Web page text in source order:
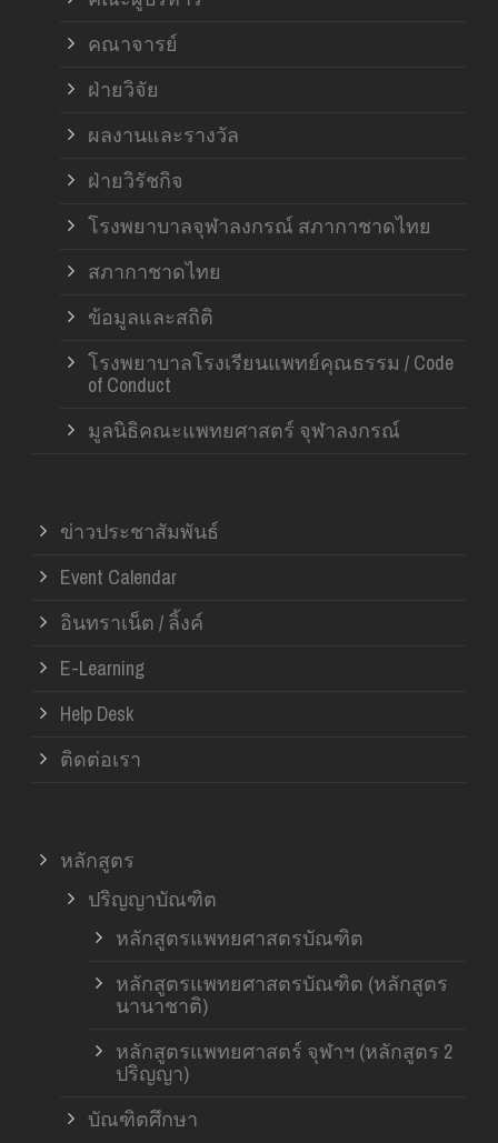
คณาจารย์
ฝ่ายวิจัย
ผลงานและรางวัล
ฝ่ายวิรัชกิจ
โรงพยาบาลจุฬาลงกรณ์ สภากาชาดไทย
สภากาชาดไทย
ข้อมูลและสถิติ
โรงพยาบาลโรงเรียนแพทย์คุณธรรม / Code
of Conduct
มูลนิธิคณะแพทยศาสตร์ จุฬาลงกรณ์
ข่าวประชาสัมพันธ์
Event Calendar
อินทราเน็ต / ลิ้งค์
E-Learning
Help Desk
ติดต่อเรา
หลักสูตร
ปริญญาบัณฑิต
หลักสูตรแพทยศาสตรบัณฑิต
หลักสูตรแพทยศาสตรบัณฑิต (หลักสูตร
นานาชาติ)
หลักสูตรแพทยศาสตร์ จุฬาฯ (หลักสูตร 2
ปริญญา)
บัณฑิตศึกษา